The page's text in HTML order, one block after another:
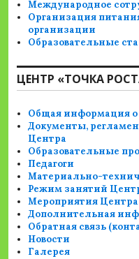
Международное
Организация
организации
Образовательные
ЦЕНТР «ТОЧКА
Общая информация о
Документы,
Центра
Образовательные
Педагоги
Материально-
Режим занятий
Мероприятия Центра
Дополнительная
Обратная связь
Новости
Галерея